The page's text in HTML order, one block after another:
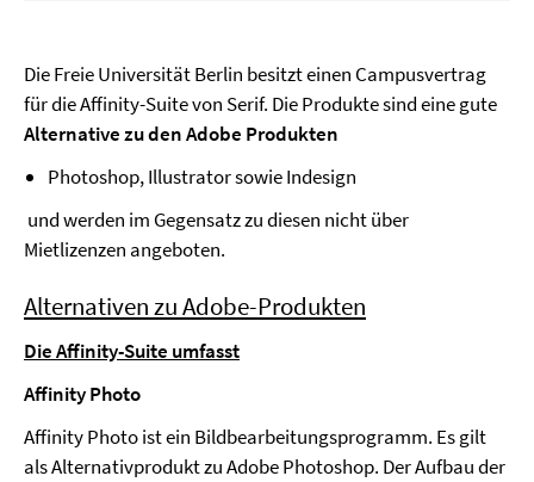
Die Freie Universität Berlin besitzt einen Campusvertrag
für die Affinity-Suite von Serif. Die Produkte sind eine gute
Alternative zu den Adobe Produkten
Photoshop, Illustrator sowie Indesign
und werden im Gegensatz zu diesen nicht über
Mietlizenzen angeboten.
Alternativen zu Adobe-Produkten
Die Affinity-Suite umfasst
Affinity Photo
Affinity Photo ist ein Bildbearbeitungsprogramm. Es gilt
als Alternativprodukt zu Adobe Photoshop. Der Aufbau der